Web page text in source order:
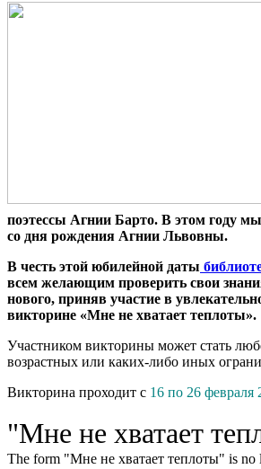
поэтессы Агнии Барто. В этом году
со дня рождения Агнии Львовны.
В честь этой юбилейной даты
всем желающим проверить свои
нового, приняв участие в
викторине «Мне не хватает теплоты».
Участником викторины может стать
возрастных или каких-либо иных
Викторина проходит с 16 по 26 февраля